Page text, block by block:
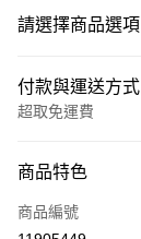
請選擇商品選項
付款與運送方式
超取免運費
信用卡一次付款
超商取貨付款
商品特色
商品編號